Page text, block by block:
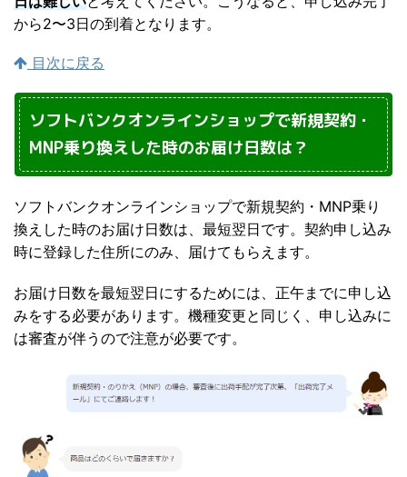
から2〜3日の到着となります。
目次に戻る
ソフトバンクオンラインショップで新規契約・
MNP乗り換えした時のお届け日数は？
ソフトバンクオンラインショップで新規契約・MNP乗り
換えした時のお届け日数は、最短翌日です。契約申し込み
時に登録した住所にのみ、届けてもらえます。
お届け日数を最短翌日にするためには、正午までに申し込
みをする必要があります。機種変更と同じく、申し込みに
は審査が伴うので注意が必要です。